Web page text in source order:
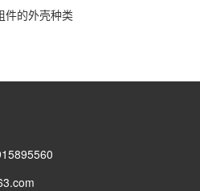
件的外壳种类